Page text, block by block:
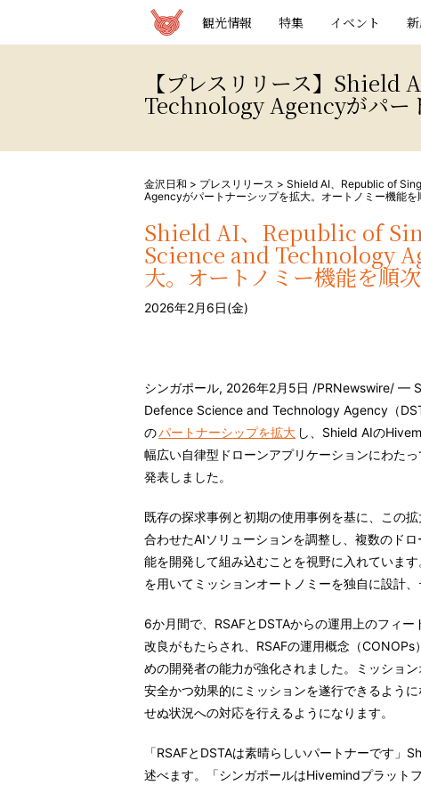
観光情報 特集 イベント
【プレスリリース】
Technology Agencyがパー
金沢日和 > プレスリリース > Shield AI、Republic of
Agencyがパートナーシップを拡大。オートノミー機能を
Shield AI、Republic of
Science and Technology
大。オートノミー機能を順
2026年2月6日(金)
シンガポール, 2026年2月5日 /PRNewswire/ —
Defence Science and Technology Agency（
のパートナーシップを拡大 し、Shield AIの
幅広い自律型ドローンアプリケーションにわた
発表しました。
既存の探求事例と初期の使用事例を基に、この
合わせたAIソリューションを調整し、複数のド
能を開発して組み込むことを視野に入れていま
を用いてミッションオートノミーを独自に設計
6か月間で、RSAFとDSTAからの運用上のフィ
改良がもたらされ、RSAFの運用概念（
めの開発者の能力が強化されました。ミッショ
安全かつ効果的にミッションを遂行できるよう
せぬ状況への対応を行えるようになります。
「RSAFとDSTAは素晴らしいパートナーです
述べます。「シンガポールはHivemindプラット